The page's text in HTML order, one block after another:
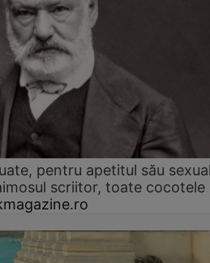
pentru apetitul său
scriitor, toate cocotele